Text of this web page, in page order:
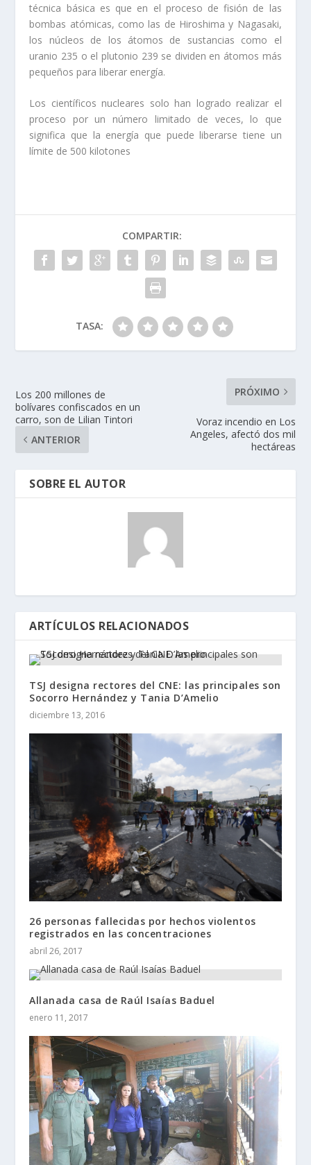
técnica básica es que en el proceso de fisión de las
bombas atómicas, como las de Hiroshima y Nagasaki,
los núcleos de los átomos de sustancias como el
uranio 235 o el plutonio 239 se dividen en átomos más
pequeños para liberar energía.
Los científicos nucleares solo han logrado realizar el
proceso por un número limitado de veces, lo que
significa que la energía que puede liberarse tiene un
límite de 500 kilotones
COMPARTIR:
TASA:
Los 200 millones de
bolívares confiscados en un
carro, son de Lilian Tintori
ANTERIOR
PRÓXIMO
Voraz incendio en Los
Angeles, afectó dos mil
hectáreas
SOBRE EL AUTOR
ARTÍCULOS RELACIONADOS
TSJ designa rectores del CNE: las principales son
Socorro Hernández y Tania D’Amelio
diciembre 13, 2016
26 personas fallecidas por hechos violentos
registrados en las concentraciones
abril 26, 2017
Allanada casa de Raúl Isaías Baduel
enero 11, 2017